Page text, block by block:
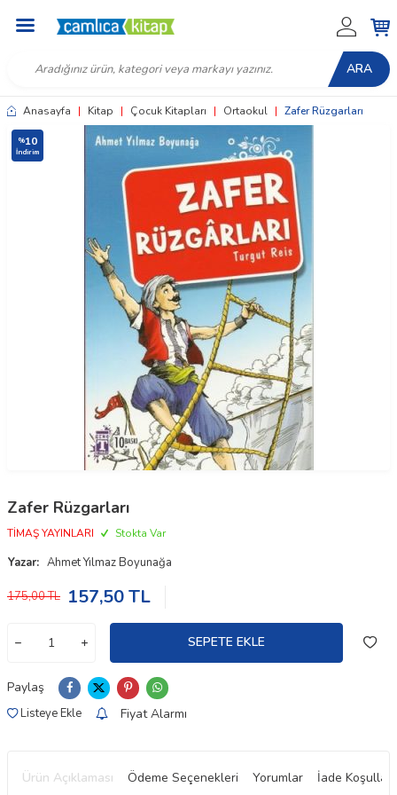
ARA
Anasayfa | Kitap | Çocuk Kitapları | Ortaokul | Zafer Rüzgarları
%10
İndirim
Zafer Rüzgarları
TİMAŞ YAYINLARI Stokta Var
Yazar: Ahmet Yılmaz Boyunağa
175,00TL 157,50TL
SEPETE EKLE
Paylaş
Listeye Ekle Fiyat Alarmı
Ürün Açıklaması Ödeme Seçenekleri Yorumlar İade Koşulları